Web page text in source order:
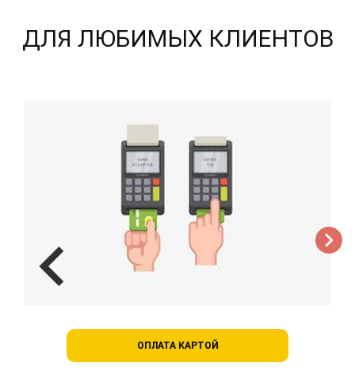
ДЛЯ ЛЮБИМЫХ КЛИЕНТОВ
ОПЛАТА В РАССРОЧКУ
chevron_left chevron_right